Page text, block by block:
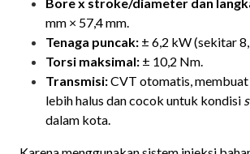
mm × 57,4 mm.
Tenaga puncak: ± 6,2 kW (sekitar
Torsi maksimal: ± 10,2 Nm.
Transmisi:CVT otomatis, membuat
lebih halus dan cocok untuk kondisi
dalam kota.